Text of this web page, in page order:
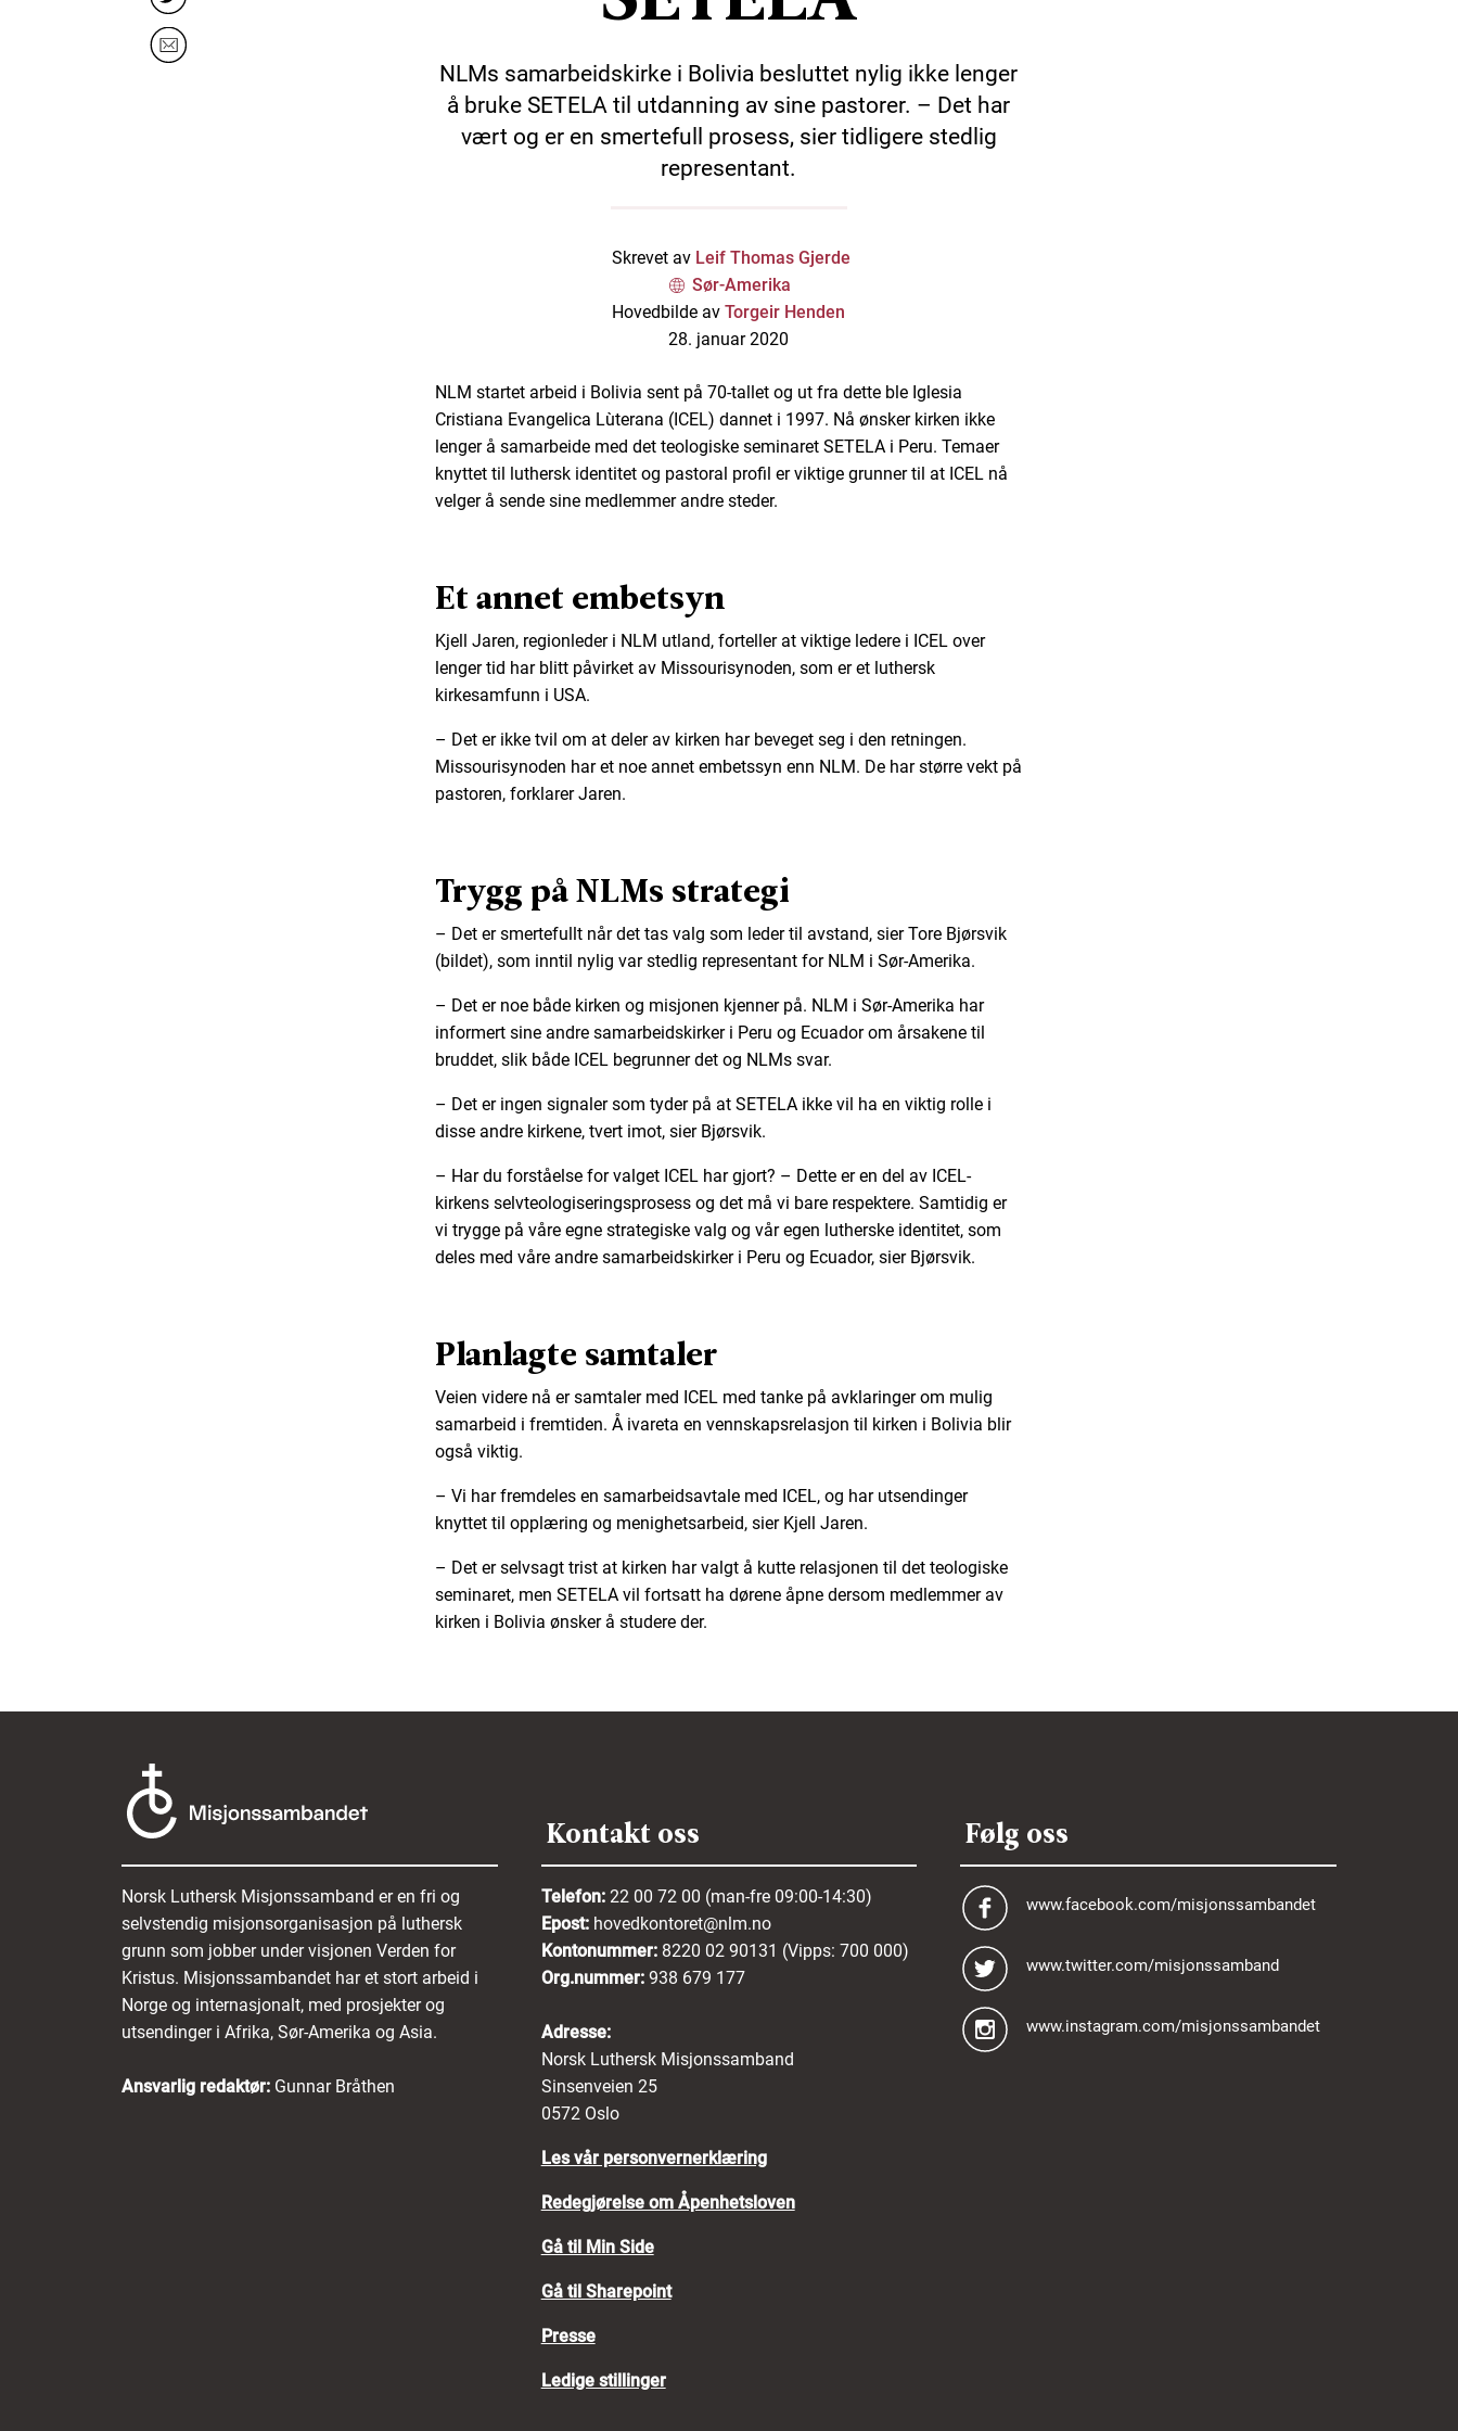
NLMs samarbeidskirke i Bolivia besluttet nylig ikke lenger
å bruke SETELA til utdanning av sine pastorer. – Det har
vært og er en smertefull prosess, sier tidligere stedlig
representant.
Skrevet av Leif Thomas Gjerde
Sør-Amerika
Hovedbilde avTorgeir Henden
28. januar 2020
NLM startet arbeid i Bolivia sent på 70-tallet og ut fra dette ble Iglesia
Cristiana Evangelica Lùterana (ICEL) dannet i 1997. Nå ønsker kirken ikke
lenger å samarbeide med det teologiske seminaret SETELA i Peru. Temaer
knyttet til luthersk identitet og pastoral profil er viktige grunner til at ICEL nå
velger å sende sine medlemmer andre steder.
Et annet embetsyn
Kjell Jaren, regionleder i NLM utland, forteller at viktige ledere i ICEL over
lenger tid har blitt påvirket av Missourisynoden, som er et luthersk
kirkesamfunn i USA.
– Det er ikke tvil om at deler av kirken har beveget seg i den retningen.
Missourisynoden har et noe annet embetssyn enn NLM. De har større vekt på
pastoren, forklarer Jaren.
Trygg på NLMs strategi
– Det er smertefullt når det tas valg som leder til avstand, sier Tore Bjørsvik
(bildet), som inntil nylig var stedlig representant for NLM i Sør-Amerika.
– Det er noe både kirken og misjonen kjenner på. NLM i Sør-Amerika har
informert sine andre samarbeidskirker i Peru og Ecuador om årsakene til
bruddet, slik både ICEL begrunner det og NLMs svar.
– Det er ingen signaler som tyder på at SETELA ikke vil ha en viktig rolle i
disse andre kirkene, tvert imot, sier Bjørsvik.
– Har du forståelse for valget ICEL har gjort? – Dette er en del av ICEL-
kirkens selvteologiseringsprosess og det må vi bare respektere. Samtidig er
vi trygge på våre egne strategiske valg og vår egen lutherske identitet, som
deles med våre andre samarbeidskirker i Peru og Ecuador, sier Bjørsvik.
Planlagte samtaler
Veien videre nå er samtaler med ICEL med tanke på avklaringer om mulig
samarbeid i fremtiden. Å ivareta en vennskapsrelasjon til kirken i Bolivia blir
også viktig.
– Vi har fremdeles en samarbeidsavtale med ICEL, og har utsendinger
knyttet til opplæring og menighetsarbeid, sier Kjell Jaren.
– Det er selvsagt trist at kirken har valgt å kutte relasjonen til det teologiske
seminaret, men SETELA vil fortsatt ha dørene åpne dersom medlemmer av
kirken i Bolivia ønsker å studere der.
Norsk Luthersk Misjonssamband er en fri og
selvstendig misjonsorganisasjon på luthersk
grunn som jobber under visjonen Verden for
Kristus. Misjonssambandet har et stort arbeid i
Norge og internasjonalt, med prosjekter og
utsendinger i Afrika, Sør-Amerika og Asia.
Ansvarlig redaktør: Gunnar Bråthen
Kontakt oss
Telefon: 22 00 72 00 (man-fre 09:00-14:30)
Epost: hovedkontoret@nlm.no
Kontonummer: 8220 02 90131 (Vipps: 700 000)
Org.nummer: 938 679 177
Adresse:
Norsk Luthersk Misjonssamband
Sinsenveien 25
0572 Oslo
Les vår personvernerklæring
Redegjørelse om Åpenhetsloven
Gå til Min Side
Gå til Sharepoint
Presse
Ledige stillinger
Følg oss
www.facebook.com/misjonssambandet
www.twitter.com/misjonssamband
www.instagram.com/misjonssambandet